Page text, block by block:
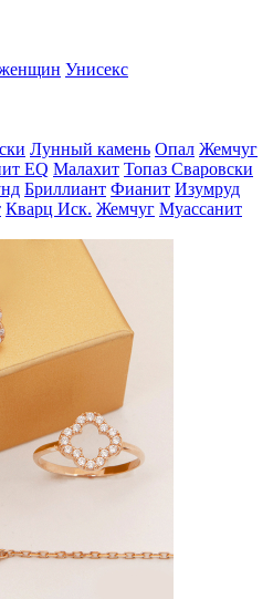
Унисекс
Лунный камень Опал Жемчуг
EQ Малахит Топаз Сваровски
Бриллиант Фианит Изумруд
Кварц Иск. Жемчуг Муассанит